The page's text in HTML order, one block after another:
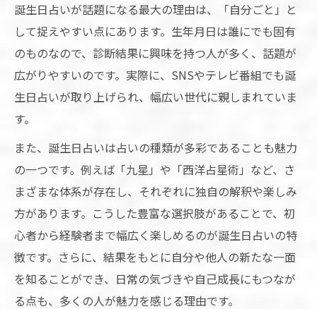
誕生日占いが話題になる最大の理由は、「自分ごと」と
して捉えやすい点にあります。生年月日は誰にでも固有
のものなので、診断結果に興味を持つ人が多く、話題が
広がりやすいのです。実際に、SNSやテレビ番組でも誕
生日占いが取り上げられ、幅広い世代に親しまれていま
す。
また、誕生日占いは占いの種類が多彩であることも魅力
の一つです。例えば「九星」や「西洋占星術」など、さ
まざまな体系が存在し、それぞれに独自の解釈や楽しみ
方があります。こうした豊富な選択肢があることで、初
心者から経験者まで幅広く楽しめるのが誕生日占いの特
徴です。さらに、結果をもとに自分や他人の新たな一面
を知ることができ、日常の気づきや自己成長にもつなが
る点も、多くの人が魅力を感じる理由です。